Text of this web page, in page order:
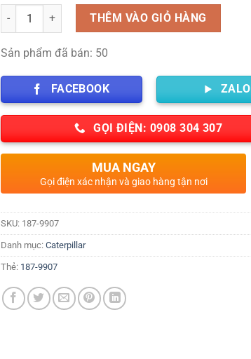
Số lượng THÊM VÀO GIỎ HÀNG
Sản phẩm đã bán: 50
FACEBOOK ZALO
GỌI ĐIỆN: 0908 304 307
MUA NGAY
Gọi điện xác nhận và giao hàng tận nơi
SKU: 187-9907
Danh mục:Caterpillar
Thẻ: 187-9907